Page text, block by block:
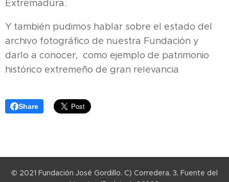
Extremadura.
Y también pudimos hablar sobre el estado del
archivo fotográfico de nuestra Fundación y
darlo a conocer, como ejemplo de patrimonio
histórico extremeño de gran relevancia
Share
© 2021 Fundación José Gordillo. C) Corredera, 3, Fuente del